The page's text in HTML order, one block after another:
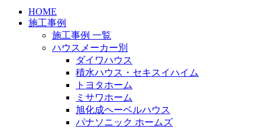
HOME
施工事例
施工事例 一覧
ハウスメーカー別
ダイワハウス
積水ハウス・セキスイハイム
トヨタホーム
ミサワホーム
旭化成ヘーベルハウス
パナソニック ホームズ